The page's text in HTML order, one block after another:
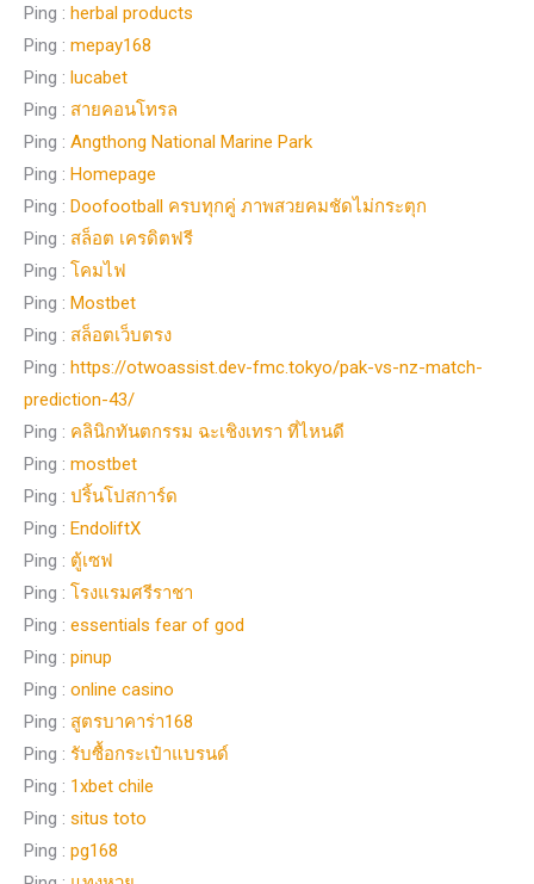
Ping : herbal products
Ping : mepay168
Ping : lucabet
Ping : สายคอนโทรล
Ping : Angthong National Marine Park
Ping : Homepage
Ping : Doofootball ครบทุกคู่ ภาพสวยคมชัดไม่กระตุก
Ping : สล็อต เครดิตฟรี
Ping : โคมไฟ
Ping : Mostbet
Ping : สล็อตเว็บตรง
Ping : https://otwoassist.dev-fmc.tokyo/pak-vs-nz-match-
prediction-43/
Ping : คลินิกทันตกรรม ฉะเชิงเทรา ที่ไหนดี
Ping : mostbet
Ping : ปริ้นโปสการ์ด
Ping : EndoliftX
Ping : ตู้เซฟ
Ping : โรงแรมศรีราชา
Ping : essentials fear of god
Ping : pinup
Ping : online casino
Ping : สูตรบาคาร่า168
Ping : รับซื้อกระเป๋าแบรนด์
Ping : 1xbet chile
Ping : situs toto
Ping : pg168